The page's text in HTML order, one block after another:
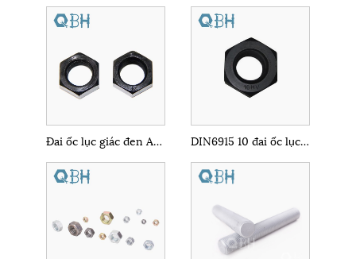
Đai ốc lục giác đen ANSI B18.2.4.1m M2-M36 DIN6915 10 đai ốc lục giác nặng